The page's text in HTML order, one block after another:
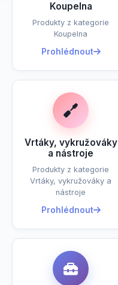
Koupelna
Produkty z kategorie
Koupelna
Prohlédnout
Vrtáky, vykružováky
a nástroje
Produkty z kategorie
Vrtáky, vykružováky a
nástroje
Prohlédnout